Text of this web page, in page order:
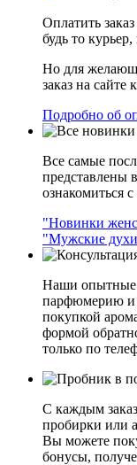
Оплатить
будь то
Но для
заказ на
Подробно об
Все самые
представлены
ознакомиться
"Новинки
"Мужские
Наши опытные
парфюмерию и
покупкой
формой
только по
С каждым
пробирки или
Вы можете
бонусы,